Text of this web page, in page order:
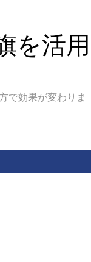
を活用
で効果が変わりま